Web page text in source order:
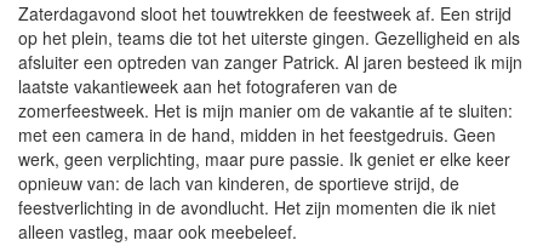
Zaterdagavond sloot het touwtrekken de feestweek af. Een strijd
op het plein, teams die tot het uiterste gingen. Gezelligheid en als
afsluiter een optreden van zanger Patrick. Al jaren besteed ik mijn
laatste vakantieweek aan het fotograferen van de
zomerfeestweek. Het is mijn manier om de vakantie af te sluiten:
met een camera in de hand, midden in het feestgedruis. Geen
werk, geen verplichting, maar pure passie. Ik geniet er elke keer
opnieuw van: de lach van kinderen, de sportieve strijd, de
feestverlichting in de avondlucht. Het zijn momenten die ik niet
alleen vastleg, maar ook meebeleef.